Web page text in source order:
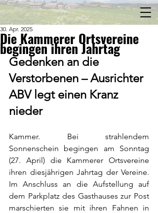
Die Kammerer Ortsvereine
begingen ihren Jahrtag
30. Apr. 2025
Gedenken an die
Verstorbenen – Ausrichter
ABV legt einen Kranz
nieder
Kammer. Bei strahlendem
Sonnenschein begingen am Sonntag
(27. April) die Kammerer Ortsvereine
ihren diesjährigen Jahrtag der Vereine.
Im Anschluss an die Aufstellung auf
dem Parkplatz des Gasthauses zur Post
marschierten sie mit ihren Fahnen in